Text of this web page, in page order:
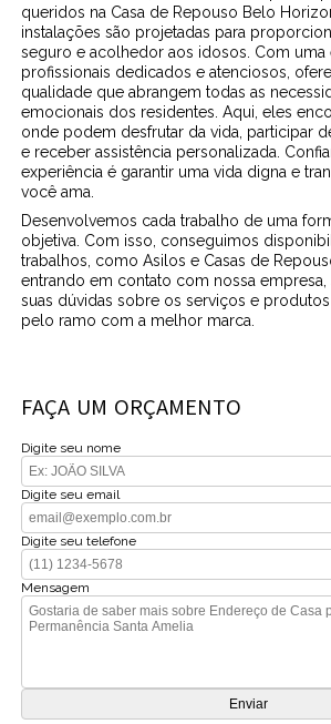
queridos na Casa de Repouso Belo
instalações são projetadas para
seguro e acolhedor aos idosos. Com uma
profissionais dedicados e atenciosos,
qualidade que abrangem todas as
emocionais dos residentes. Aqui, eles
onde podem desfrutar da vida, participar
e receber assistência personalizada.
experiência é garantir uma vida digna e
você ama.
Desenvolvemos cada trabalho de uma
objetiva. Com isso, conseguimos
trabalhos, como Asilos e Casas de
entrando em contato com nossa empresa,
suas dúvidas sobre os serviços e
pelo ramo com a melhor marca.
FAÇA UM ORÇAMENTO
Digite seu nome
Digite seu email
Digite seu telefone
Mensagem